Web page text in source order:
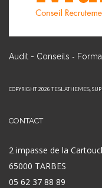
Audit - Conseils -
COPYRIGHT 2026 TESLATHEMES,
CONTACT
2 impasse de la
65000 TARBES
05 62 37 88 89